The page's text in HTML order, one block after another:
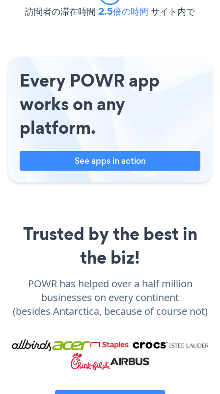
訪問者の滞在時間 2.5倍の時間 サイト内で
Every POWR app
works on any
platform.
See apps in action
Trusted by the best in
the biz!
POWR has helped over a half million
businesses on every continent
(besides Antarctica, because of course not)